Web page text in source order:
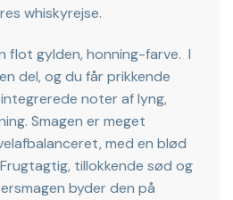
whiskyrejse.
flot gylden, honning-farve. I
del, og du får prikkende
noter af lyng,
Smagen er meget
med en blød
tillokkende sød og
byder den på